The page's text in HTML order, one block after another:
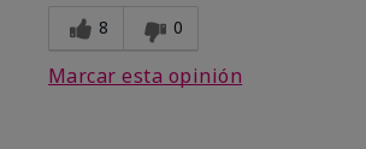
8 0
Marcar esta opinión